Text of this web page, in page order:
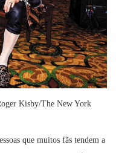
Kisby/The New York
que muitos fãs tendem a